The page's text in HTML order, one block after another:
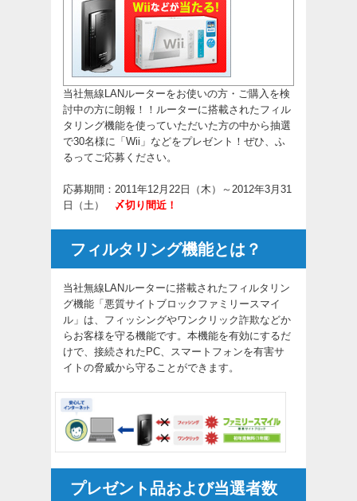
当社無線LANルーターをお使いの方・ご購入を検
討中の方に朗報！！ルーターに搭載されたフィル
タリング機能を使っていただいた方の中から抽選
で30名様に「Wii」などをプレゼント！ぜひ、ふ
るってご応募ください。
応募期間：2011年12月22日（木）～2012年3月31
日（土） 〆切り間近！
フィルタリング機能とは？
当社無線LANルーターに搭載されたフィルタリン
グ機能「悪質サイトブロックファミリースマイ
ル」は、フィッシングやワンクリック詐欺などか
らお客様を守る機能です。本機能を有効にするだ
けで、接続されたPC、スマートフォンを有害サ
イトの脅威から守ることができます。
プレゼント品および当選者数